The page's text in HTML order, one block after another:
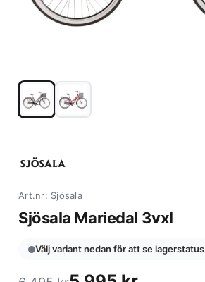
Art.nr: Sjösala
Sjösala Mariedal 3vxl
Välj variant nedan för att se lagerstatus